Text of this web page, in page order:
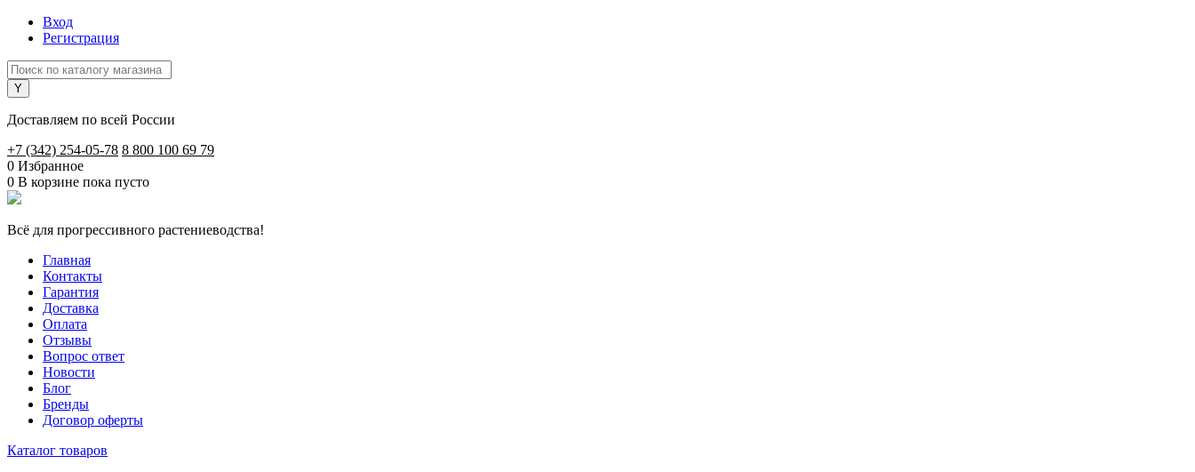
Вход
Регистрация
Доставляем по всей России
+7 (342) 254-05-78 8 800 100 69 79
0 Избранное
0 В корзине пока пусто
Всё для прогрессивного растениеводства!
Главная
Контакты
Гарантия
Доставка
Оплата
Отзывы
Вопрос ответ
Новости
Блог
Бренды
Договор оферты
Каталог товаров